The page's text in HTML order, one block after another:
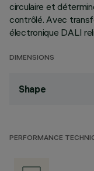
circulaire et
contrôlé. Avec
électronique DALI
DIMENSIONS
Shape
PERFORMANCE